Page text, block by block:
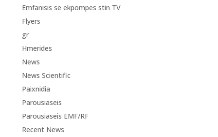
Emfanisis se ekpompes stin TV
Flyers
gr
Hmerides
News
News Scientific
Paixnidia
Parousiaseis
Parousiaseis EMF/RF
Recent News